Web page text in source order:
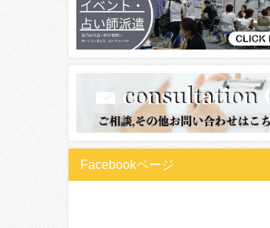
Facebookページ